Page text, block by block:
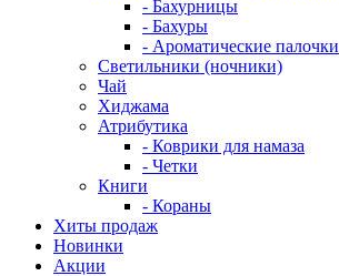
- Бахурницы
- Бахуры
- Ароматические палочки
Светильники (ночники)
Чай
Хиджама
Атрибутика
- Коврики для намаза
- Четки
Книги
- Кораны
Хиты продаж
Новинки
Акции